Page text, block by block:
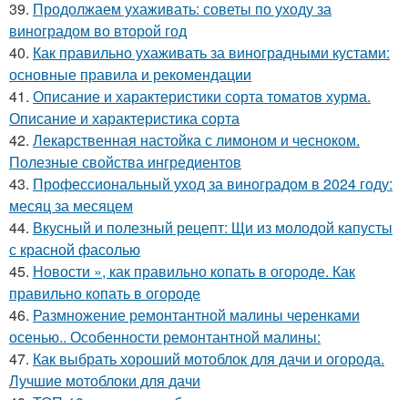
39. Продолжаем ухаживать: советы по уходу за
виноградом во второй год
40. Как правильно ухаживать за виноградными кустами:
основные правила и рекомендации
41. Описание и характеристики сорта томатов хурма.
Описание и характеристика сорта
42. Лекарственная настойка с лимоном и чесноком.
Полезные свойства ингредиентов
43. Профессиональный уход за виноградом в 2024 году:
месяц за месяцем
44. Вкусный и полезный рецепт: Щи из молодой капусты
с красной фасолью
45. Новости », как правильно копать в огороде. Как
правильно копать в огороде
46. Размножение ремонтантной малины черенками
осенью.. Особенности ремонтантной малины:
47. Как выбрать хороший мотоблок для дачи и огорода.
Лучшие мотоблоки для дачи